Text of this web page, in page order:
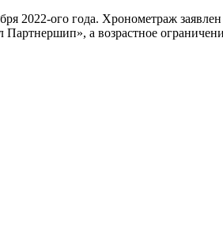
2022-ого года. Хронометраж
а возрастное